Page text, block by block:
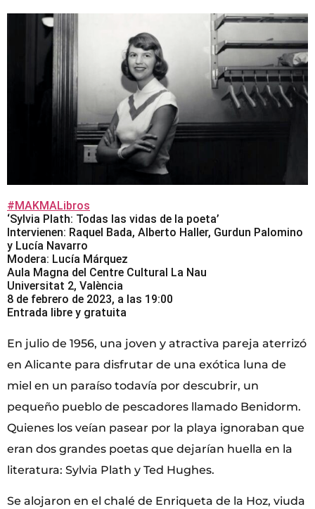
#MAKMALibros
‘Sylvia Plath: Todas las vidas de la poeta’
Intervienen: Raquel Bada, Alberto Haller, Gurdun Palomino
y Lucía Navarro
Modera: Lucía Márquez
Aula Magna del Centre Cultural La Nau
Universitat 2, València
8 de febrero de 2023, a las 19:00
Entrada libre y gratuita
En julio de 1956, una joven y atractiva pareja aterrizó
en Alicante para disfrutar de una exótica luna de
miel en un paraíso todavía por descubrir, un
pequeño pueblo de pescadores llamado Benidorm.
Quienes los veían pasear por la playa ignoraban que
eran dos grandes poetas que dejarían huella en la
literatura: Sylvia Plath y Ted Hughes.
Se alojaron en el chalé de Enriqueta de la Hoz, viuda